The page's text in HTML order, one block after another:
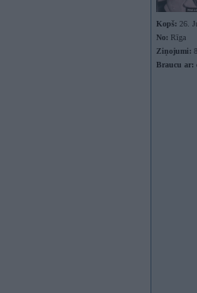
Kopš: 26.
No: Rīga
Ziņojumi:
Braucu ar: